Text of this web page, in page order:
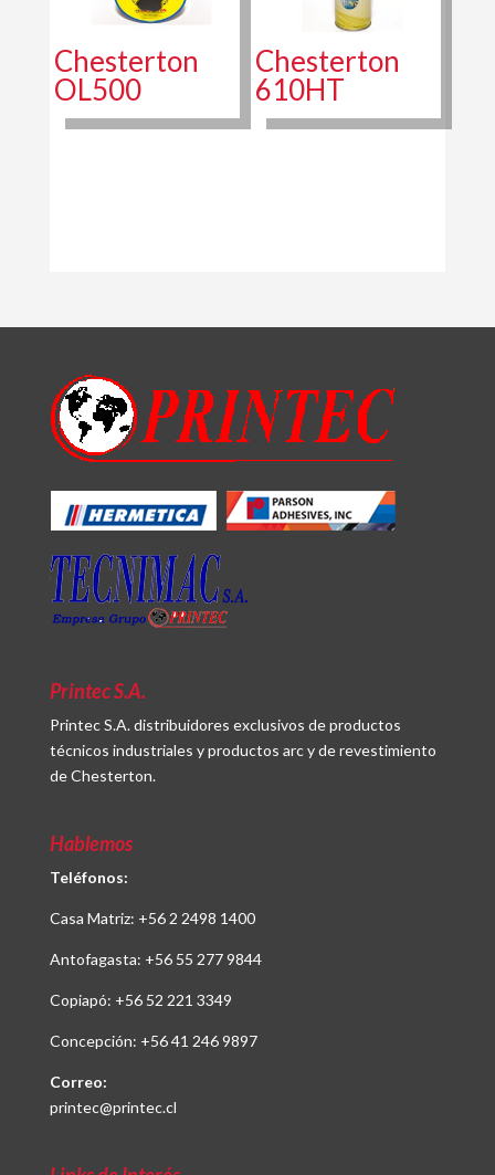
Chesterton
OL500
Chesterton
610HT
Printec S.A.
Printec S.A. distribuidores exclusivos de productos
técnicos industriales y productos arc y de revestimiento
de Chesterton.
Hablemos
Teléfonos:
Casa Matriz: +56 2 2498 1400
Antofagasta: +56 55 277 9844
Copiapó: +56 52 221 3349
Concepción: +56 41 246 9897
Correo:
printec@printec.cl